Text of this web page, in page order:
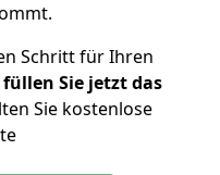
Schritt für Ihren
füllen Sie jetzt das
Sie kostenlose